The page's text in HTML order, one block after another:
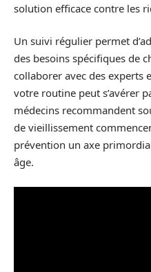
solution efficace contre les
Un suivi régulier permet
des besoins spécifiques de
collaborer avec des experts
votre routine peut s’avérer
médecins recommandent
de vieillissement
prévention un axe
âge.